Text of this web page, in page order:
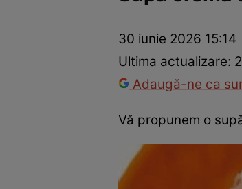
Mâncăruri rapide
30 iunie 2026 15:14
Ultima actualizare:
Adaugă-ne ca
Vă propunem o